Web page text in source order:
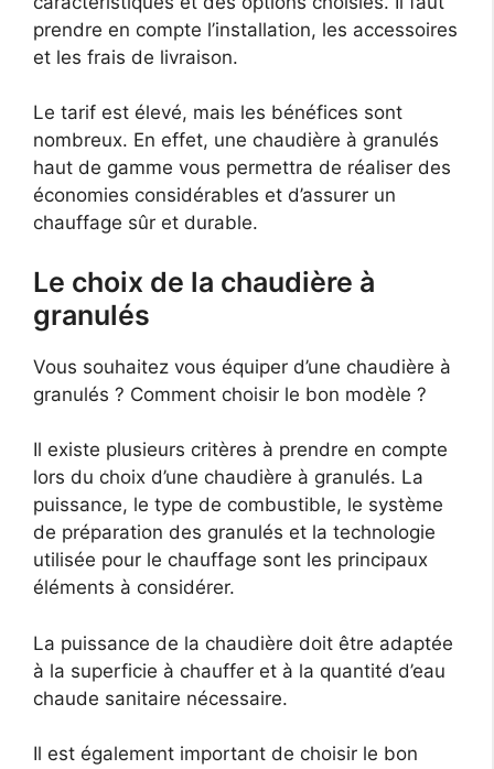
prendre en compte l’installation, les accessoires
et les frais de livraison.
Le tarif est élevé, mais les bénéfices sont
nombreux. En effet, une chaudière à granulés
haut de gamme vous permettra de réaliser des
économies considérables et d’assurer un
chauffage sûr et durable.
Le choix de la chaudière à
granulés
Vous souhaitez vous équiper d’une chaudière à
granulés ? Comment choisir le bon modèle ?
Il existe plusieurs critères à prendre en compte
lors du choix d’une chaudière à granulés. La
puissance, le type de combustible, le système
de préparation des granulés et la technologie
utilisée pour le chauffage sont les principaux
éléments à considérer.
La puissance de la chaudière doit être adaptée
à la superficie à chauffer et à la quantité d’eau
chaude sanitaire nécessaire.
Il est également important de choisir le bon